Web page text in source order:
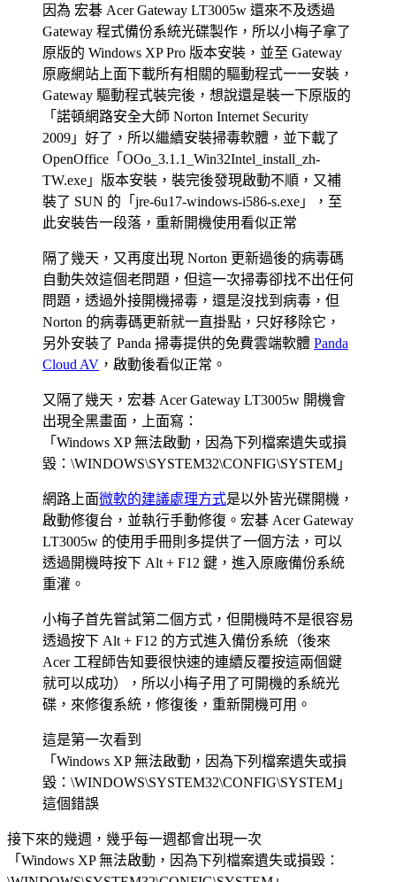
因為 宏碁 Acer Gateway LT3005w 還來不及透過
Gateway 程式備份系統光碟製作，所以小梅子拿了
原版的 Windows XP Pro 版本安裝，並至 Gateway
原廠網站上面下載所有相關的驅動程式一一安裝，
Gateway 驅動程式裝完後，想說還是裝一下原版的
「諾頓網路安全大師 Norton Internet Security
2009」好了，所以繼續安裝掃毒軟體，並下載了
OpenOffice「OOo_3.1.1_Win32Intel_install_zh-
TW.exe」版本安裝，裝完後發現啟動不順，又補
裝了 SUN 的「jre-6u17-windows-i586-s.exe」，至
此安裝告一段落，重新開機使用看似正常
隔了幾天，又再度出現 Norton 更新過後的病毒碼
自動失效這個老問題，但這一次掃毒卻找不出任何
問題，透過外接開機掃毒，還是沒找到病毒，但
Norton 的病毒碼更新就一直掛點，只好移除它，
另外安裝了 Panda 掃毒提供的免費雲端軟體 Panda
Cloud AV ，啟動後看似正常。
又隔了幾天，宏碁 Acer Gateway LT3005w 開機會
出現全黑畫面，上面寫：
「Windows XP 無法啟動，因為下列檔案遺失或損
毀：\WINDOWS\SYSTEM32\CONFIG\SYSTEM」
網路上面微軟的建議處理方式是以外皆光碟開機，
啟動修復台，並執行手動修復。宏碁 Acer Gateway
LT3005w 的使用手冊則多提供了一個方法，可以
透過開機時按下 Alt + F12 鍵，進入原廠備份系統
重灌。
小梅子首先嘗試第二個方式，但開機時不是很容易
透過按下 Alt + F12 的方式進入備份系統（後來
Acer 工程師告知要很快速的連續反覆按這兩個鍵
就可以成功），所以小梅子用了可開機的系統光
碟，來修復系統，修復後，重新開機可用。
這是第一次看到
「Windows XP 無法啟動，因為下列檔案遺失或損
毀：\WINDOWS\SYSTEM32\CONFIG\SYSTEM」
這個錯誤
接下來的幾週，幾乎每一週都會出現一次
「Windows XP 無法啟動，因為下列檔案遺失或損毀：